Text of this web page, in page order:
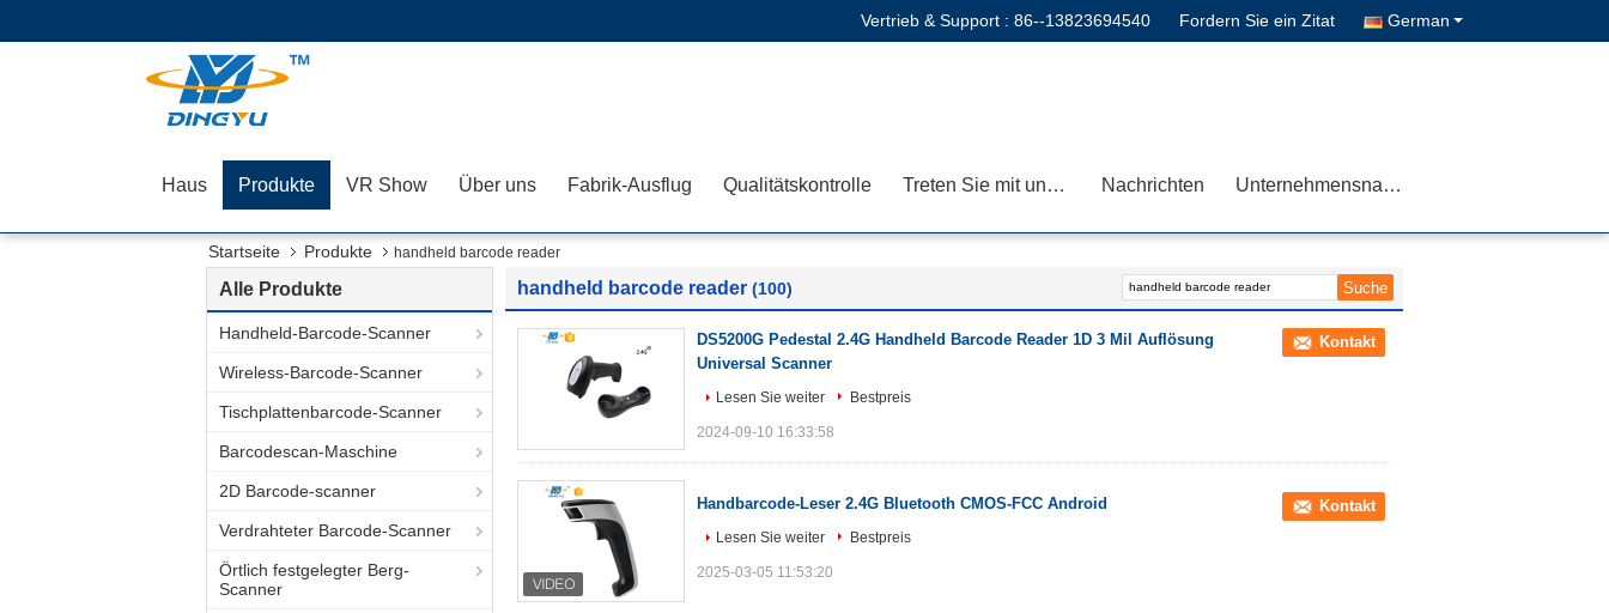
Vertrieb & Support : 86--13823694540 Fordern Sie ein Zitat German
Haus Produkte VR Show Über uns Fabrik-Ausflug Qualitätskontrolle Treten Sie mit uns in Verbindung Nachrichten Unternehmensnachrichten
Startseite Produkte handheld barcode reader
Alle Produkte
Handheld-Barcode-Scanner
Wireless-Barcode-Scanner
Tischplattenbarcode-Scanner
Barcodescan-Maschine
2D Barcode-scanner
Verdrahteter Barcode-Scanner
Örtlich festgelegter Berg-
Scanner
handheld barcode reader (100)
DS5200G Pedestal 2.4G Handheld Barcode Reader 1D 3 Mil Auflösung
Universal Scanner
Kontakt
Lesen Sie weiter Bestpreis
2024-09-10 16:33:58
Handbarcode-Leser 2.4G Bluetooth CMOS-FCC Android Kontakt
Lesen Sie weiter Bestpreis
2025-03-05 11:53:20